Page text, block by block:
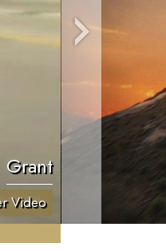
Grant
Video